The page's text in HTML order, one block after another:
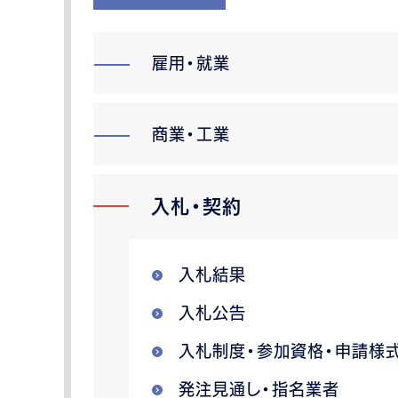
雇用・就業
商業・工業
入札・契約
入札結果
入札公告
入札制度・参加資格・申請様
発注見通し・指名業者